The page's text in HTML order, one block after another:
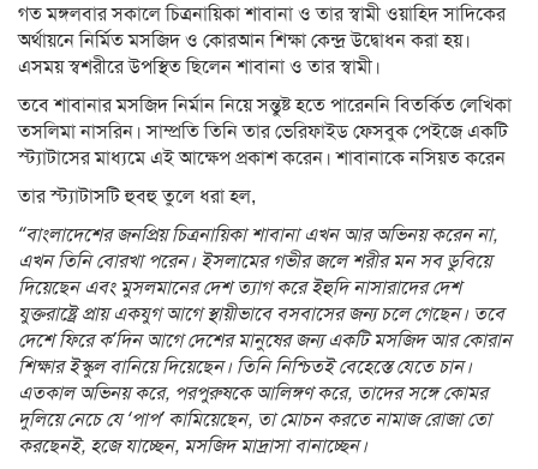
গত মঙ্গলবার সকালে চিত্রনায়িকা শাবানা ও তার স্বামী ওয়াহিদ সাদিকের
অর্থায়নে নির্মিত মসজিদ ও কোরআন শিক্ষা কেন্দ্র উদ্বোধন করা হয়।
এসময় স্বশরীরে উপস্থিত ছিলেন শাবানা ও তার স্বামী।
তবে শাবানার মসজিদ নির্মান নিয়ে সন্তুষ্ট হতে পারেননি বিতর্কিত লেখিকা
তসলিমা নাসরিন। সাম্প্রতি তিনি তার ভেরিফাইড ফেসবুক পেইজে একটি
স্ট্যাটাসের মাধ্যমে এই আক্ষেপ প্রকাশ করেন। শাবানাকে নসিয়ত করেন
তার স্ট্যাটাসটি হুবহু তুলে ধরা হল,
“বাংলাদেশের জনপ্রিয় চিত্রনায়িকা শাবানা এখন আর অভিনয় করেন না,
এখন তিনি বোরখা পরেন। ইসলামের গভীর জলে শরীর মন সব ডুবিয়ে
দিয়েছেন এবং মুসলমানের দেশ ত্যাগ করে ইহুদি নাসারাদের দেশ
যুক্তরাষ্ট্রে প্রায় একযুগ আগে স্থায়ীভাবে বসবাসের জন্য চলে গেছেন। তবে
দেশে ফিরে ক’দিন আগে দেশের মানুষের জন্য একটি মসজিদ আর কোরান
শিক্ষার ইস্কুল বানিয়ে দিয়েছেন। তিনি নিশ্চিতই বেহেস্তে যেতে চান।
এতকাল অভিনয় করে, পরপুরুষকে আলিঙ্গণ করে, তাদের সঙ্গে কোমর
দুলিয়ে নেচে যে ‘পাপ’ কামিয়েছেন, তা মোচন করতে নামাজ রোজা তো
করছেনই, হজে যাচ্ছেন, মসজিদ মাদ্রাসা বানাচ্ছেন।